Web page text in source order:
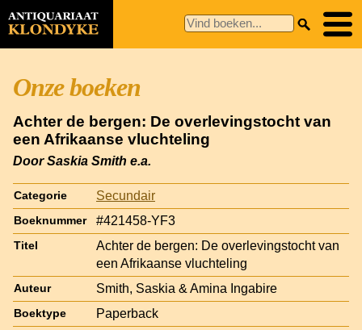
Onze boeken
Achter de bergen: De overlevingstocht van
een Afrikaanse vluchteling
Door Saskia Smith e.a.
Categorie Secundair
Boeknummer #421458-YF3
Titel
Achter de bergen: De overlevingstocht van
een Afrikaanse vluchteling
Auteur Smith, Saskia & Amina Ingabire
Boektype Paperback